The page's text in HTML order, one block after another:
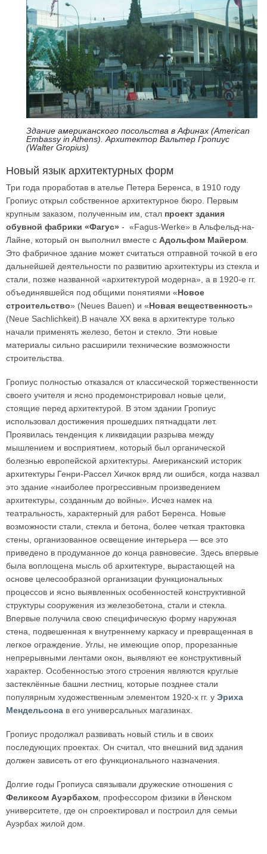
Здание американского посольства в Афинах (American
Embassy in Athens). Архитектор Вальтер Гропиус
(Walter Gropius)
Новый язык архитектурных форм
Три года проработав в ателье Петера Беренса, в 1910 году
Гропиус открыл собственное архитектурное бюро. Первым
крупным заказом, полученным им, стал проект здания
обувной фабрики «Фагус» - «Fagus-Werke» в Альфельд-на-
Лайне, который он выполнил вместе с Адольфом Майером
Это фабричное здание может считаться отправной точкой в его
дальнейшей деятельности по развитию архитектуры из стекла и
стали, позже названной «архитектурой модерна», а в 1920-е гг.
объединявшейся под общими понятиями «Новое
строительство» (Neues Bauen) и «Новая вещественность»
(Neue Sachlichkeit).В начале ХХ века в архитектуре только
начали применять железо, бетон и стекло. Эти новые
материалы сильно расширили технические возможности
строительства.
Гропиус полностью отказался от классической торжественности
своего учителя и ясно продемонстрировал новые цели,
стоящие перед архитектурой. В этом здании Гропиус
использовал достижения прошедших пятнадцати лет.
Проявилась тенденция к ликвидации разрыва между
мышлением и восприятием, который был органической
болезнью европейской архитектуры. Американский историк
архитектуры Генри-Рассел Хичкок вряд ли ошибся, когда назвал
это здание «наиболее прогрессивным произведением
архитектуры, созданным до войны». Исчез намек на
театральность, характерный для работ Беренса. Новые
возможности стали, стекла и бетона, более четкая трактовка
стены, организованное освещение интерьера — все это
приведено в продуманное до конца равновесие. Здесь впервые
была воплощена мысль об архитектуре, вырастающей на
основе целесообразной организации функциональных
процессов и ясно выявленных особенностей конструктивной
структуры сооружения из железобетона, стали и стекла.
Впервые получила свою специфическую форму наружная
стена, подвешенная к внутреннему каркасу и превращенная в
легкое ограждение. Углы, не имеющие опор, прорезанные
непрерывными лентами окон, выявляют ее конструктивный
характер. Особенностью этого строения являются круглые
застеклённые башни лестниц, которые позднее стали
популярным художественным элементом 1920-х гг. у Эриха
Мендельсона в его универсальных магазинах.
Гропиус продолжал развивать новый стиль и в своих
последующих проектах. Он считал, что внешний вид здания
должен зависеть от его функционального назначения.
Долгие годы Гропиуса связывали дружеские отношения с
Феликсом Ауэрбахом , профессором физики в Йенском
университете, где он спроектировал и построил для семьи
Ауэрбах жилой дом.